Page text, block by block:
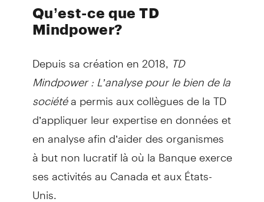
Qu’est-ce que TD
Mindpower?
Depuis sa création en 2018, TD
Mindpower : L’analyse pour le bien de la
sociétéa permis aux collègues de la TD
d’appliquer leur expertise en données et
en analyse afin d’aider des organismes
à but non lucratif là où la Banque exerce
ses activités au Canada et aux États-
Unis.